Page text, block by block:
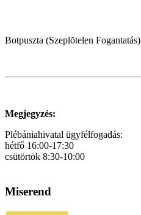
Botpuszta (Szeplõtelen Fogantatás)
Megjegyzés:
Plébániahivatal ügyfélfogadás:
hétfő 16:00-17:30
csütörtök 8:30-10:00
Miserend